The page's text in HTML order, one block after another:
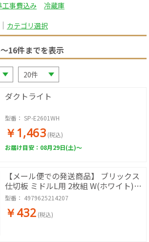
工事費込み
冷蔵庫
カテゴリ選択
16件までを表示
ダクトライト
型番： SP-E2601WH
￥1,463 (税込)
お届け目安：08月29日(土)～
【メール便での発送商品】 ブリックス
仕切板 ミドルL用 2枚組 W(ホワイト)
9102
型番： 4979625214207
￥432 (税込)